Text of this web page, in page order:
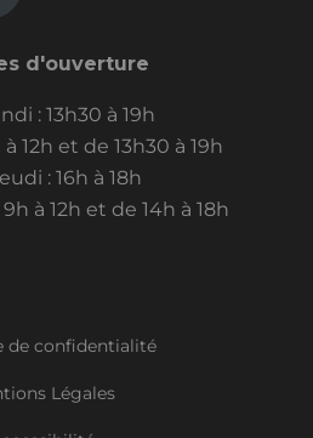
d'ouverture
: 13h30 à 19h
12h et de 13h30 à 19h
: 16h à 18h
à 12h et de 14h à 18h
de confidentialité
Légales